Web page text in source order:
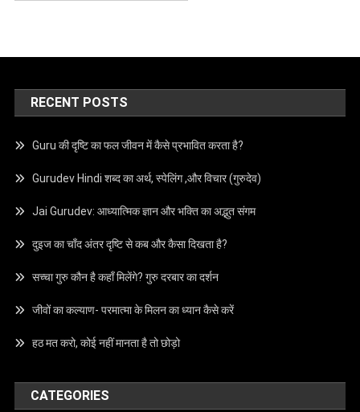
RECENT POSTS
Guru की दृष्टि का फल जीवन में कैसे प्रभावित करता है?
Gurudev Hindi शब्द का अर्थ, स्पेलिंग ,और विचार (गुरुदेव)
Jai Gurudev: आध्यात्मिक ज्ञान और भक्ति का अद्भुत संगम
दुइज का चाँद अंतर दृष्टि से कब और कैसा दिखता है?
सच्चा गुरु कौन है कहाँ मिलेंगे? गुरु दरबार का दर्शन
जीवों का कल्याण- परमात्मा के मिलन का ध्यान कैसे करें
हठ मत करो, कोई नहीं मानता है तो छोड़ो
CATEGORIES